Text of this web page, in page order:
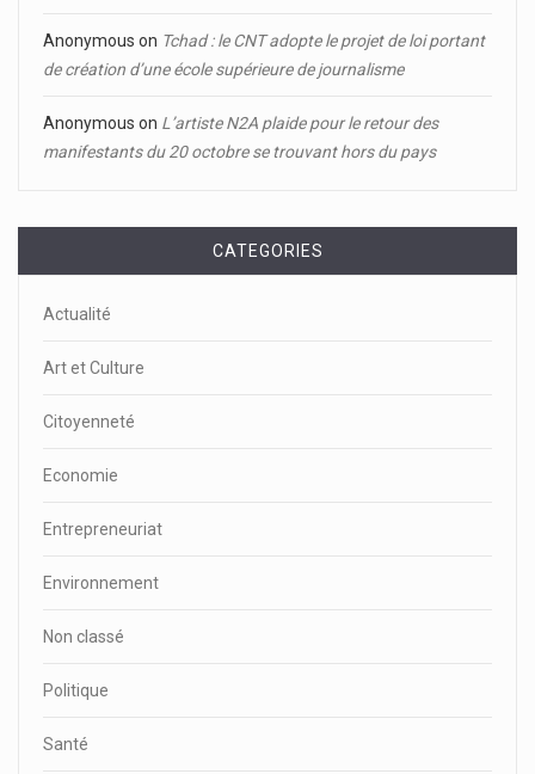
Anonymous on Tchad : le CNT adopte le projet de loi portant
de création d’une école supérieure de journalisme
Anonymous on L’artiste N2A plaide pour le retour des
manifestants du 20 octobre se trouvant hors du pays
CATEGORIES
Actualité
Art et Culture
Citoyenneté
Economie
Entrepreneuriat
Environnement
Non classé
Politique
Santé